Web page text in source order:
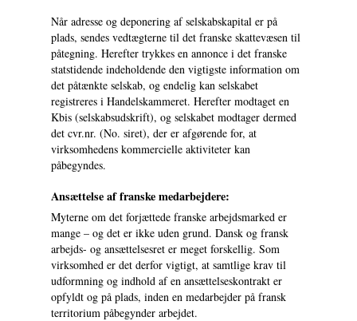
Når adresse og deponering af selskabskapital er på
plads, sendes vedtægterne til det franske skattevæsen til
påtegning. Herefter trykkes en annonce i det franske
statstidende indeholdende den vigtigste information om
det påtænkte selskab, og endelig kan selskabet
registreres i Handelskammeret. Herefter modtaget en
Kbis (selskabsudskrift), og selskabet modtager dermed
det cvr.nr. (No. siret), der er afgørende for, at
virksomhedens kommercielle aktiviteter kan
påbegyndes.
Ansættelse af franske medarbejdere:
Myterne om det forjættede franske arbejdsmarked er
mange – og det er ikke uden grund. Dansk og fransk
arbejds- og ansættelsesret er meget forskellig. Som
virksomhed er det derfor vigtigt, at samtlige krav til
udformning og indhold af en ansættelseskontrakt er
opfyldt og på plads, inden en medarbejder på fransk
territorium påbegynder arbejdet.